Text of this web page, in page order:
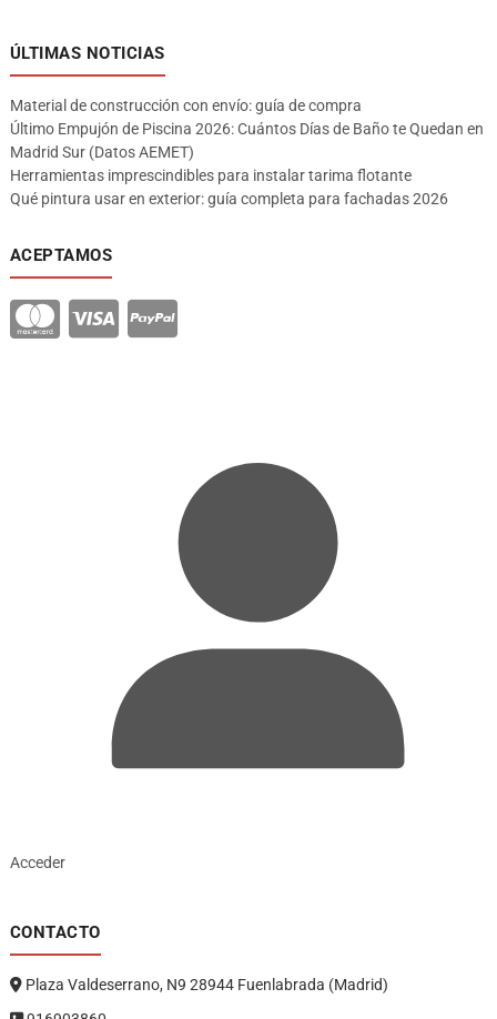
ÚLTIMAS NOTICIAS
Material de construcción con envío: guía de compra
Último Empujón de Piscina 2026: Cuántos Días de Baño te Quedan en
Madrid Sur (Datos AEMET)
Herramientas imprescindibles para instalar tarima flotante
Qué pintura usar en exterior: guía completa para fachadas 2026
ACEPTAMOS
Acceder
CONTACTO
Plaza Valdeserrano, N9 28944 Fuenlabrada (Madrid)